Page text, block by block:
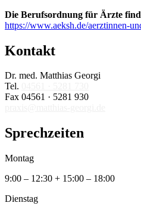
Die Berufsordnung für Ärzte
https://www.aeksh.de/aerztinnen-
Kontakt
Dr. med. Matthias Georgi
Tel.
Fax 04561 · 5281 930
Sprechzeiten
Montag
9:00 – 12:30 + 15:00 – 18:00
Dienstag